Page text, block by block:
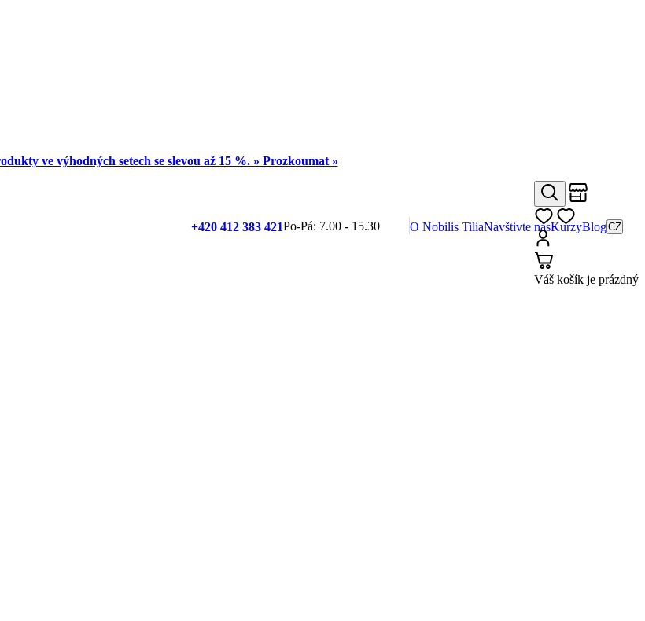
ve výhodných setech se slevou až 15 %. » Prozkoumat »
+420 412 383 421Po-Pá: 7.00 - 15.30 O Nobilis TiliaNavštivte násKurzyBlogCZ
Hledat
Přihlásit
Váš košík je prázdný